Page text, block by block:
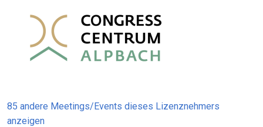
85 andere Meetings/Events dieses Lizenznehmers
anzeigen